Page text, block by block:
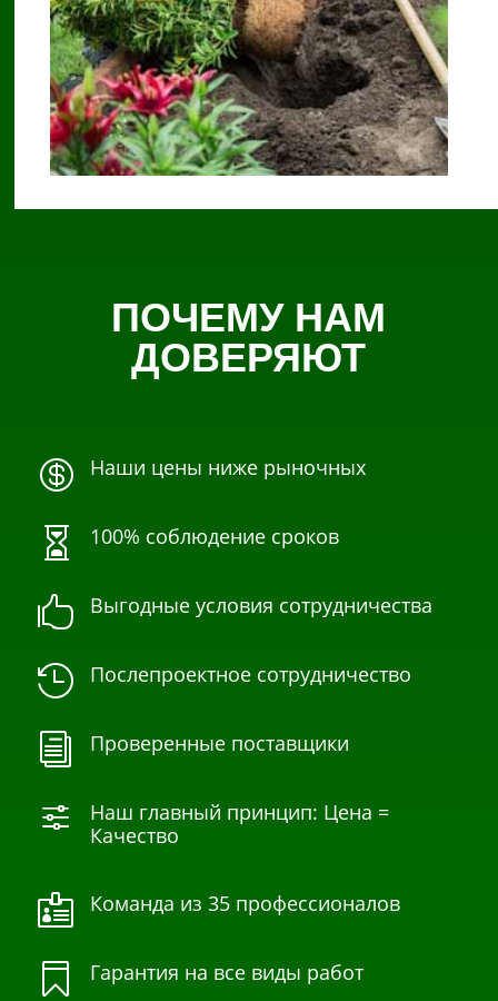
ПОЧЕМУ НАМ
ДОВЕРЯЮТ
 Наши цены ниже рыночных
 100% соблюдение сроков
 Выгодные условия сотрудничества
 Послепроектное сотрудничество
i Проверенные поставщики
f
Наш главный принцип: Цена =
Качество
 Команда из 35 профессионалов
 Гарантия на все виды работ